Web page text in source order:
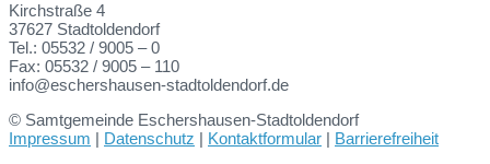
Kirchstraße 4
37627 Stadtoldendorf
Tel.: 05532 / 9005 – 0
Fax: 05532 / 9005 – 110
info@eschershausen-stadtoldendorf.de
© Samtgemeinde Eschershausen-Stadtoldendorf
Impressum | Datenschutz | Kontaktformular | Barrierefreiheit